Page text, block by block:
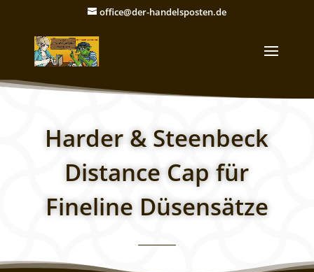
office@der-handelsposten.de
Harder & Steenbeck
Distance Cap für
Fineline Düsensätze